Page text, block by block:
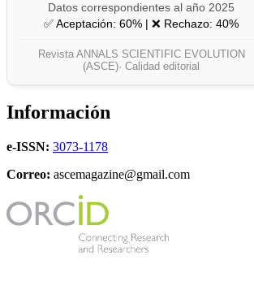
Datos correspondientes al año 2025
✅ Aceptación: 60% | ❌ Rechazo: 40%
Revista ANNALS SCIENTIFIC EVOLUTION
(ASCE)· Calidad editorial
Información
e-ISSN: 3073-1178
Correo: ascemagazine@gmail.com